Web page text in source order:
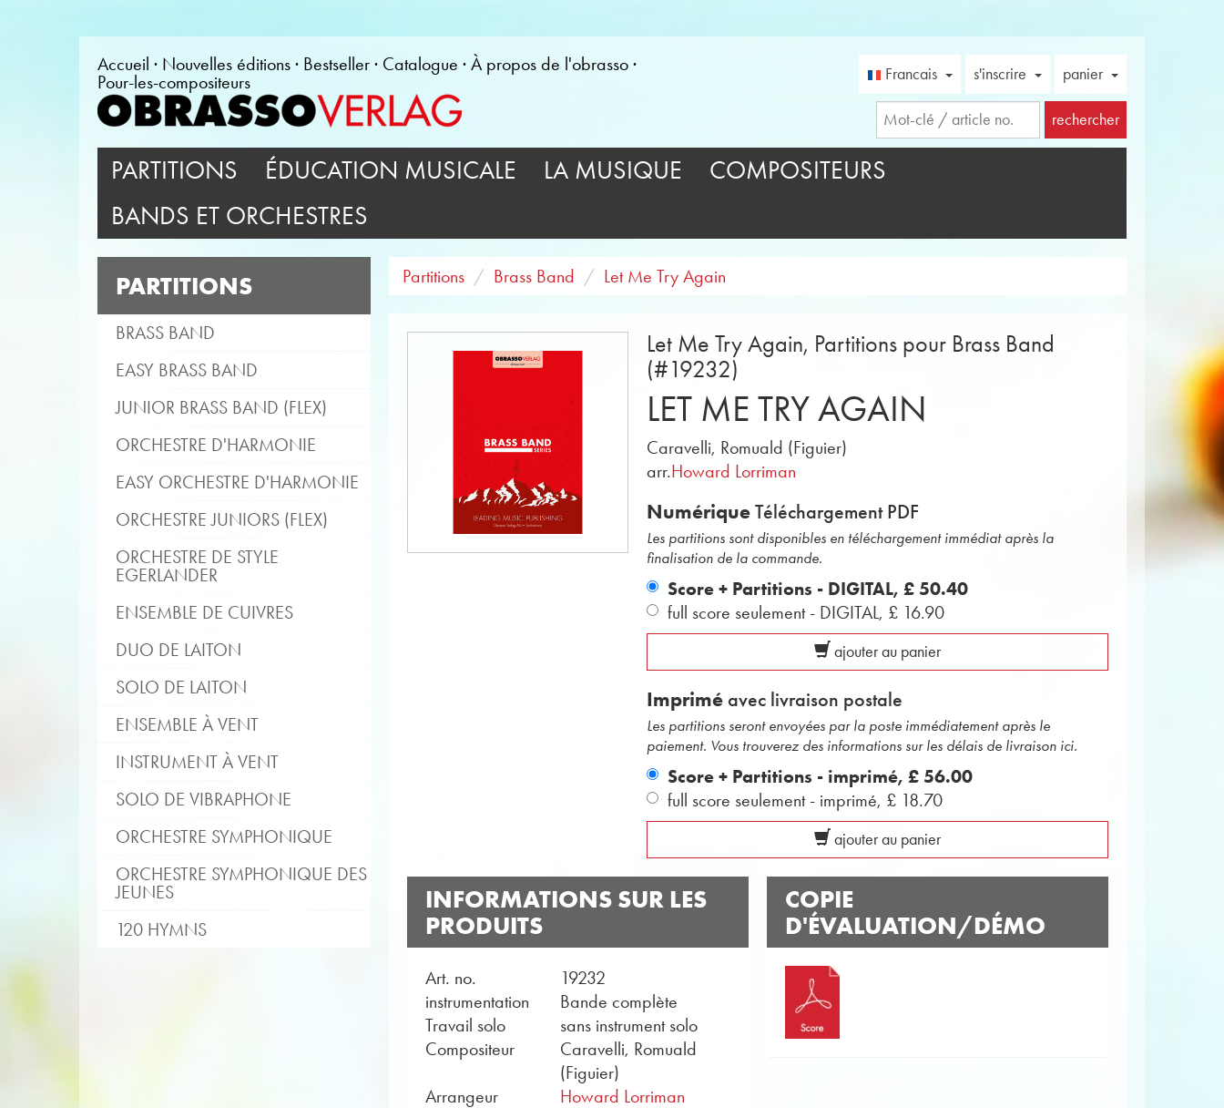
Accueil Nouvelles éditions Bestseller Catalogue
À propos de l'obrasso
Pour-les-compositeurs
Francais s'inscrire panier
rechercher
PARTITIONS ÉDUCATION MUSICALE LA MUSIQUE
COMPOSITEURS
BANDS ET ORCHESTRES
PARTITIONS
BRASS BAND
EASY BRASS BAND
JUNIOR BRASS BAND (FLEX)
ORCHESTRE D'HARMONIE
EASY ORCHESTRE D'HARMONIE
ORCHESTRE JUNIORS (FLEX)
ORCHESTRE DE STYLE
EGERLANDER
ENSEMBLE DE CUIVRES
DUO DE LAITON
SOLO DE LAITON
ENSEMBLE À VENT
INSTRUMENT À VENT
SOLO DE VIBRAPHONE
ORCHESTRE SYMPHONIQUE
ORCHESTRE SYMPHONIQUE DES
JEUNES
120 HYMNS
Partitions Brass Band Let Me Try Again
Let Me Try Again, Partitions pour Brass Band
(#19232)
LET ME TRY AGAIN
Caravelli, Romuald (Figuier)
arr.Howard Lorriman
NumériqueTéléchargement PDF
Les partitions sont disponibles en téléchargement immédiat après la
finalisation de la commande.
Score + Partitions - DIGITAL,£ 50.40
full score seulement - DIGITAL, £ 16.90
ajouter au panier
Imprimé avec livraison postale
Les partitions seront envoyées par la poste immédiatement après le
paiement. Vous trouverez des informations sur les délais de livraison ici.
Score + Partitions - imprimé,£ 56.00
full score seulement - imprimé, £ 18.70
ajouter au panier
INFORMATIONS SUR LES
PRODUITS
Art. no.
19232
instrumentation
Bande complète
Travail solo
sans instrument solo
Compositeur
Caravelli, Romuald
(Figuier)
Arrangeur
Howard Lorriman
COPIE
D'ÉVALUATION/DÉMO